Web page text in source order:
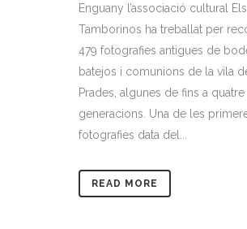
Enguany l’associació cultural Els
Tamborinos ha treballat per
479 fotografies antigues de
batejos i comunions de la vila
Prades, algunes de fins a quatre
generacions. Una de les
fotografies data del...
READ MORE